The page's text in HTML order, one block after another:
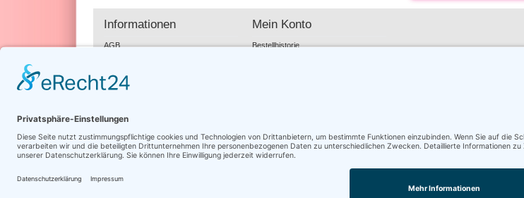
Informationen
AGB
Rechtliche Hinweise
Mein Konto
Bestellhistorie